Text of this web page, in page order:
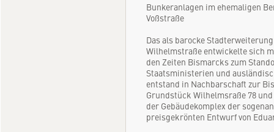
Bunkeranlagen im ehemaligen
Voßstraße
Das als barocke
Wilhelmstraße entwickelte sich
den Zeiten Bismarcks zum
Staatsministerien und
entstand in Nachbarschaft zur
Grundstück Wilhelmsraße 78
der Gebäudekomplex der
preisgekrönten Entwurf von